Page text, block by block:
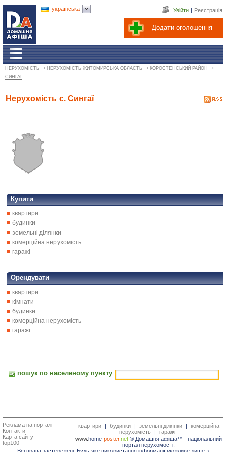
Додати оголошення
Увійти | Реєстрація
українська
НЕРУХОМІСТЬ › НЕРУХОМІСТЬ ЖИТОМИРСЬКА ОБЛАСТЬ › КОРОСТЕНСЬКИЙ РАЙОН ›
СИНГАЇ
Нерухомість с. Сингаї
Купити
квартири
будинки
земельні ділянки
комерційна нерухомість
гаражі
Орендувати
квартири
кімнати
будинки
комерційна нерухомість
гаражі
пошук по населеному пункту
Реклама на порталі
Контакти
Карта сайту
top100
квартири | будинки | земельні ділянки |
комерційна
нерухомість
|
гаражі
www.home-poster.net® Домашня афіша™ - національний
портал нерухомості.